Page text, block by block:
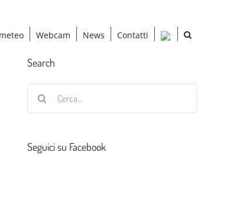
Webcam News Contatti
Search
Seguici su Facebook